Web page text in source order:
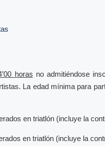
horas no admitiéndose
La edad mínima para
en triatlón (incluye la
en triatlón (incluye la